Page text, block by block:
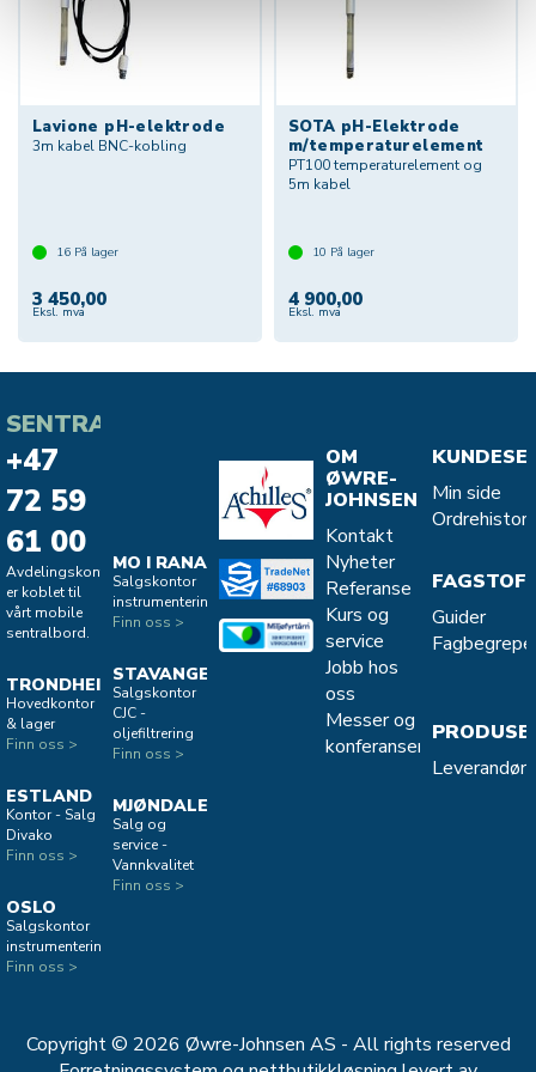
Lavione pH-elektrode
3m kabel BNC-kobling
16 På lager
3 450,00
Eksl. mva
SOTA pH-Elektrode
m/temperaturelement
PT100 temperaturelement og
5m kabel
10 På lager
4 900,00
Eksl. mva
SENTRALBORD
+47
72 59
61 00
Avdelingskontorene
er koblet til
vårt mobile
sentralbord.
TRONDHEIM
Hovedkontor
& lager
Finn oss >
ESTLAND
Kontor - Salg
Divako
Finn oss >
OSLO
Salgskontor
instrumentering
Finn oss >
MO I RANA
Salgskontor
instrumentering
Finn oss >
STAVANGER
Salgskontor
CJC -
oljefiltrering
Finn oss >
MJØNDALEN
Salg og
service -
Vannkvalitet
Finn oss >
OM
ØWRE-
JOHNSEN
Kontakt
Nyheter
Referanse
Kurs og
service
Jobb hos
oss
Messer og
konferanser
Min side
Guider
Copyright © 2026 Øwre-Johnsen AS - All rights reserved